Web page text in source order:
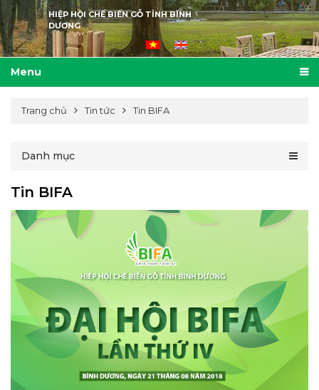
HIỆP HỘI CHẾ BIẾN GỖ TỈNH BÌNH
DƯƠNG
Menu
Trang chủ Tin tức Tin BIFA
Danh mục
Tin BIFA